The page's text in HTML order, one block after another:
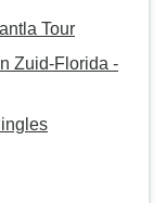
bedrijf.
Tour
Zuid-Florida -